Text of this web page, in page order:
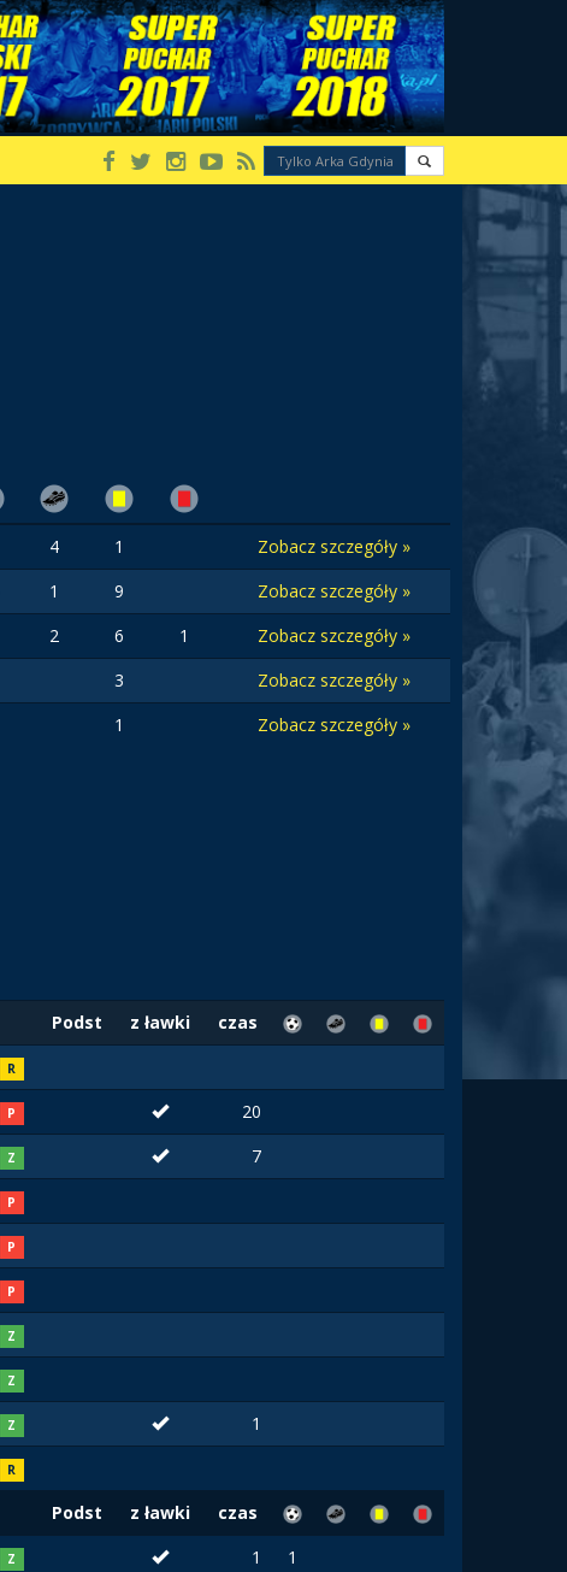
4 1
Zobacz szczegóły »
1 9
Zobacz szczegóły »
2 6 1
Zobacz szczegóły »
3
Zobacz szczegóły »
1 Zobacz szczegóły »
Podst z ławki
czas
R
P
20
Z
7
P
P
P
Z
Z
Z
1
R
Podst z ławki
czas
Z 1
1